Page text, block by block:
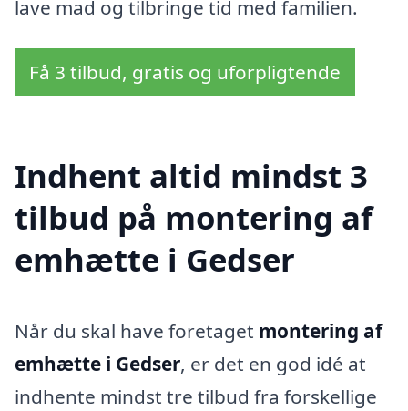
lave mad og tilbringe tid med familien.
Få 3 tilbud, gratis og uforpligtende
Indhent altid mindst 3
tilbud på montering af
emhætte i Gedser
Når du skal have foretaget montering af
emhætte i Gedser, er det en god idé at
indhente mindst tre tilbud fra forskellige